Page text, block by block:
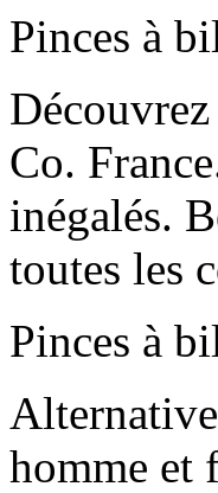
Pinces à
Co.
inégalés.
toutes les
Pinces à
homme et